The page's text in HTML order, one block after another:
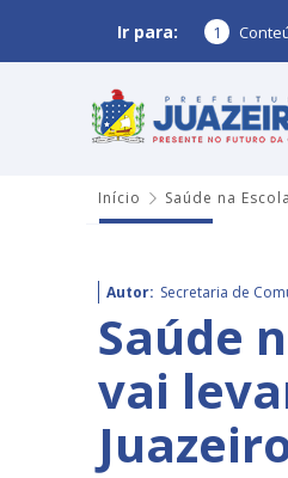
Ir para: 1
Início Saúde na
Autor: Secretaria de
Saúde
vai